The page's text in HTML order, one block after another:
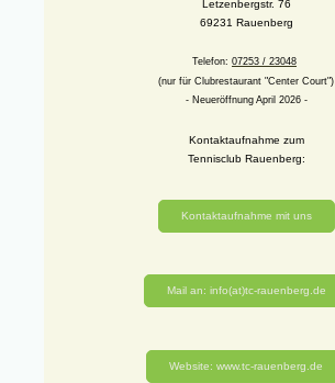
Letzenbergstr. 76
69231 Rauenberg
Telefon: 07253 / 23048
(nur für Clubrestaurant "Center Court")
- Neueröffnung April 2026 -
Kontaktaufnahme zum
Tennisclub Rauenberg:
Kontaktaufnahme mit uns
Mail an: info(at)tc-rauenberg.de
Website: www.tc-rauenberg.de